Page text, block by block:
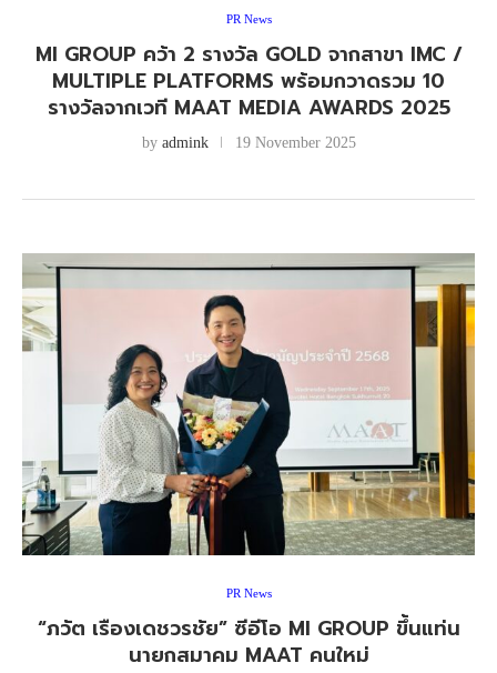
PR News
MI GROUP คว้า 2 รางวัล GOLD จากสาขา IMC /
MULTIPLE PLATFORMS พร้อมกวาดรวม 10
รางวัลจากเวที MAAT MEDIA AWARDS 2025
by admink 19 November 2025
PR News
“ภวัต เรืองเดชวรชัย” ซีอีโอ MI GROUP ขึ้นแท่น
นายกสมาคม MAAT คนใหม่